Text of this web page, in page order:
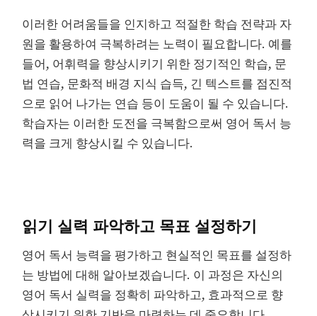
이러한 어려움들을 인지하고 적절한 학습 전략과 자
원을 활용하여 극복하려는 노력이 필요합니다. 예를
들어, 어휘력을 향상시키기 위한 정기적인 학습, 문
법 연습, 문화적 배경 지식 습득, 긴 텍스트를 점진적
으로 읽어 나가는 연습 등이 도움이 될 수 있습니다.
학습자는 이러한 도전을 극복함으로써 영어 독서 능
력을 크게 향상시킬 수 있습니다.
읽기 실력 파악하고 목표 설정하기
영어 독서 능력을 평가하고 현실적인 목표를 설정하
는 방법에 대해 알아보겠습니다. 이 과정은 자신의
영어 독서 실력을 정확히 파악하고, 효과적으로 향